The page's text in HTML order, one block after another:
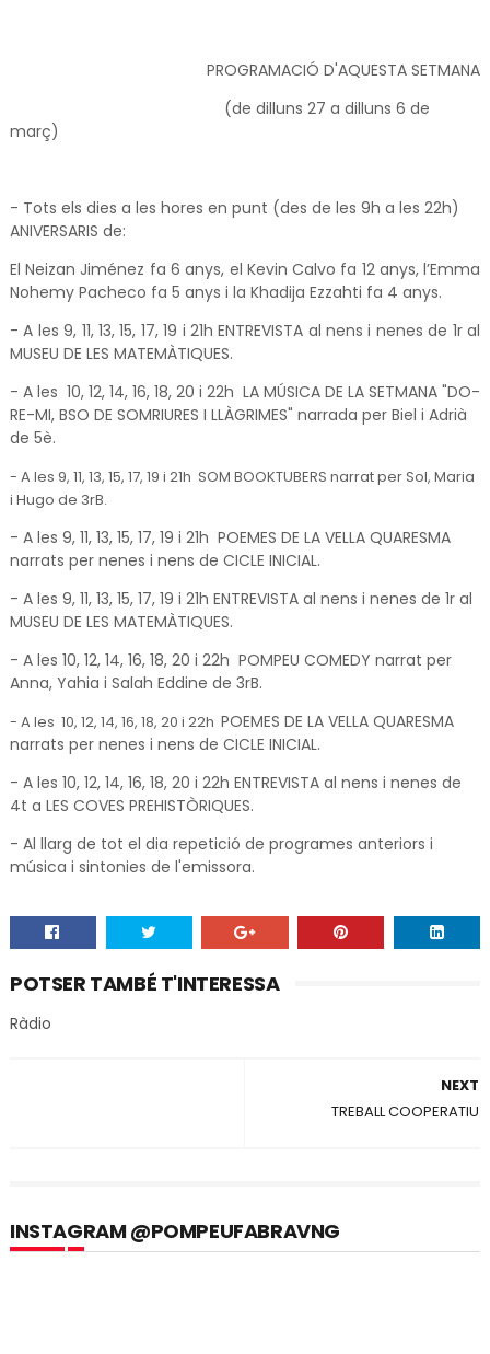
PROGRAMACIÓ D'AQUESTA SETMANA
(de dilluns 27 a dilluns 6 de
març)
- Tots els dies a les hores en punt (des de les 9h a les 22h)
ANIVERSARIS de:
El Neizan Jiménez fa 6 anys, el Kevin Calvo fa 12 anys, l’Emma
Nohemy Pacheco fa 5 anys i la Khadija Ezzahti fa 4 anys.
- A les 9, 11, 13, 15, 17, 19 i 21h ENTREVISTA al nens i nenes de 1r al
MUSEU DE LES MATEMÀTIQUES.
- A les 10, 12, 14, 16, 18, 20 i 22h LA MÚSICA DE LA SETMANA "DO-
RE-MI, BSO DE SOMRIURES I LLÀGRIMES" narrada per Biel i Adrià
de 5è.
- A les 9, 11, 13, 15, 17, 19 i 21h SOM BOOKTUBERS narrat per Sol, Maria
i Hugo de 3rB.
- A les 9, 11, 13, 15, 17, 19 i 21h POEMES DE LA VELLA QUARESMA
narrats per nenes i nens de CICLE INICIAL.
- A les 9, 11, 13, 15, 17, 19 i 21h ENTREVISTA al nens i nenes de 1r al
MUSEU DE LES MATEMÀTIQUES.
- A les 10, 12, 14, 16, 18, 20 i 22h POMPEU COMEDY narrat per
Anna, Yahia i Salah Eddine de 3rB.
- A les 10, 12, 14, 16, 18, 20 i 22h POEMES DE LA VELLA QUARESMA
narrats per nenes i nens de CICLE INICIAL.
- A les 10, 12, 14, 16, 18, 20 i 22h ENTREVISTA al nens i nenes de
4t a LES COVES PREHISTÒRIQUES.
- Al llarg de tot el dia repetició de programes anteriors i
música i sintonies de l'emissora.
POTSER TAMBÉ T'INTERESSA
Ràdio
NEXT
TREBALL COOPERATIU
INSTAGRAM @POMPEUFABRAVNG